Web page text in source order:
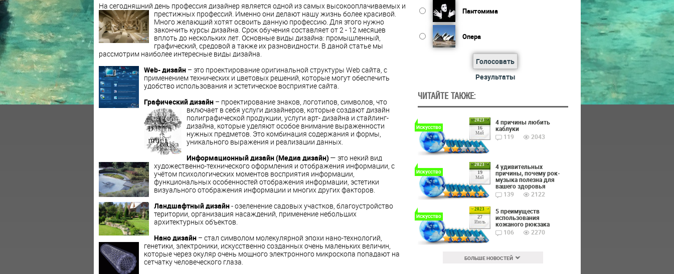
На сегодняшний день профессия дизайнер является одной из самых высокооплачиваемых и
престижных профессий. Именно они делают нашу жизнь более красивой.
Много желающий хотят освоить данную профессию. Для этого нужно
закончить курсы дизайна. Срок обучения составляет от 2 - 12 месяцев
вплоть до нескольких лет. Основные виды дизайна: промышленный,
графический, средовой а также их разновидности. В даной статье мы
рассмотрим наиболее интересные виды дизайна.
Web- дизайн– это проектирование оригинальной структуры Web сайта, с
применением технических и цветовых решений, которые могут обеспечить
удобство использования и эстетическое восприятие сайта.
Графический дизайн– проектирование знаков, логотипов, символов, что
включает в себя услуги дизайнеров, которые создают дизайн
полиграфической продукции, услуги арт- дизайна и стайлинг-
дизайна, которые уделяют особое внимание выраженности
нужных предметов. Это комбинация содержания и формы,
уникального выражения и реализации данных.
Информационный дизайн (Медиа дизайн)— это некий вид
художественно-технического оформления и отображения информации, с
учётом психологических моментов восприятия информации,
функциональных особенностей отображения информации, эстетики
визуального отображения информации и многих других факторов.
Ландшафтный дизайн- озеленение садовых участков, благоустройство
територии, организация насаждений, применение небольших
архитектурных объектов.
Нано дизайн– стал символом молекулярной эпохи нано-технологий,
генетики, электроники, искусственносозданных очень маленьких величин,
которые через окуляр очень мощного электронного микроскопа попадают на
сетчатку человеческого глаза.
Пантомима
Опера
Голосовать
Результаты
ЧИТАЙТЕ ТАКЖЕ:
2023
16
Май
Искусство
4 причины любить
каблуки
119
2043
2023
19
Май
Искусство
4 удивительных
причины, почему рок-
музыка полезна для
вашего здоровья
139
2122
2023
27
Июль
Искусство
5 преимуществ
использования
кожаного рюкзака
106
2270
БОЛЬШЕ НОВОСТЕЙ